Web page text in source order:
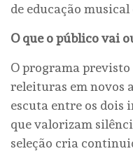
de educação musical
O que o público vai
O programa
releituras em novos
escuta entre os dois
que valorizam
seleção cria